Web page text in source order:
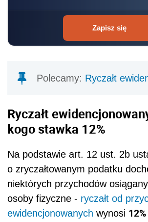
Zapisz się
Polecamy: Ryczałt
Ryczałt
kogo stawka 12%
Na podstawie art. 12 ust. 2b
o zryczałtowanym podatku
niektórych przychodów
osoby fizyczne - ryczałt od
ewidencjonowanych wynosi